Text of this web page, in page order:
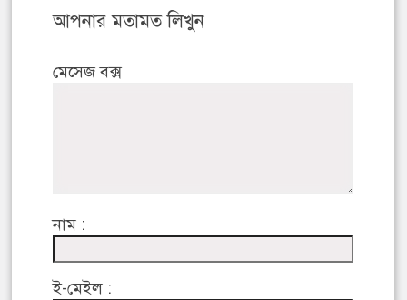
আপনার মতামত লিখুন
মেসেজ বক্স
নাম :
ই-মেইল :